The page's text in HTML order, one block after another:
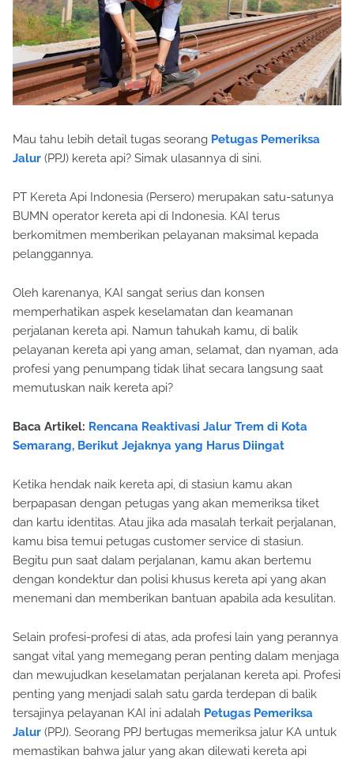
Mau tahu lebih detail tugas seorang Petugas Pemeriksa
Jalur (PPJ) kereta api? Simak ulasannya di sini.
PT Kereta Api Indonesia (Persero) merupakan satu-satunya
BUMN operator kereta api di Indonesia. KAI terus
berkomitmen memberikan pelayanan maksimal kepada
pelanggannya.
Oleh karenanya, KAI sangat serius dan konsen
memperhatikan aspek keselamatan dan keamanan
perjalanan kereta api. Namun tahukah kamu, di balik
pelayanan kereta api yang aman, selamat, dan nyaman, ada
profesi yang penumpang tidak lihat secara langsung saat
memutuskan naik kereta api?
Baca Artikel: Rencana Reaktivasi Jalur Trem di Kota
Semarang, Berikut Jejaknya yang Harus Diingat
Ketika hendak naik kereta api, di stasiun kamu akan
berpapasan dengan petugas yang akan memeriksa tiket
dan kartu identitas. Atau jika ada masalah terkait perjalanan,
kamu bisa temui petugas customer service di stasiun.
Begitu pun saat dalam perjalanan, kamu akan bertemu
dengan kondektur dan polisi khusus kereta api yang akan
menemani dan memberikan bantuan apabila ada kesulitan.
Selain profesi-profesi di atas, ada profesi lain yang perannya
sangat vital yang memegang peran penting dalam menjaga
dan mewujudkan keselamatan perjalanan kereta api. Profesi
penting yang menjadi salah satu garda terdepan di balik
tersajinya pelayanan KAI ini adalah Petugas Pemeriksa
Jalur (PPJ). Seorang PPJ bertugas memeriksa jalur KA untuk
memastikan bahwa jalur yang akan dilewati kereta api